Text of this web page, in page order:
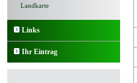
Landkarte
Links
Ihr Eintrag